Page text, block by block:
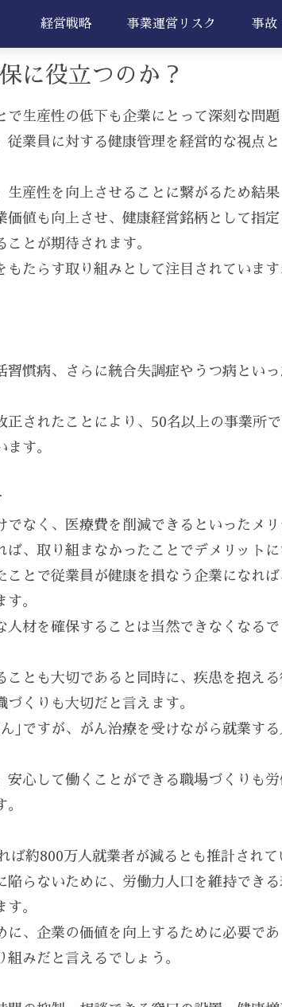
経営戦略 事業運営リスク 事故
に役立つのか？
で生産性の低下も企業にとって深刻な問題
従業員に対する健康管理を経営的な視点
生産性を向上させることに繋がるため結
価値も向上させ、健康経営銘柄として指
とが期待されます。
もたらす取り組みとして注目されていま
習慣病、さらに統合失調症やうつ病とい
されたことにより、50名以上の事業所
す。
なく、医療費を削減できるといったメ
、取り組まなかったことでデメリットに
とで従業員が健康を損なう企業になれ
。
材を確保することは当然できなくなるで
とも大切であると同時に、疾患を抱え
くりも大切だと言えます。
｣ですが、がん治療を受けながら就業す
安心して働くことができる職場づくりも
ば約800万人就業者が減るとも推計され
らないために、労働力人口を維持でき
。
、企業の価値を向上するために必要で
みだと言えるでしょう。